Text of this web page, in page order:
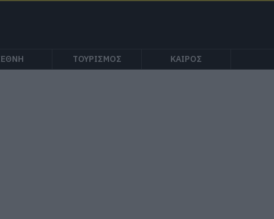
ΤΟΥΡΙΣΜΟΣ ΚΑΙΡΟΣ